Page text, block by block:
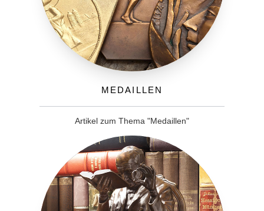
Medaillen
Artikel zum Thema "Medaillen"